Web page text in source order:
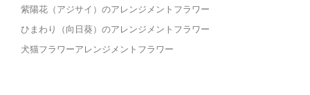
紫陽花（アジサイ）のアレンジメントフラワー
ひまわり（向日葵）のアレンジメントフラワー
犬猫フラワーアレンジメントフラワー